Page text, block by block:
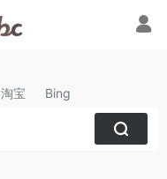
淘宝 Bing